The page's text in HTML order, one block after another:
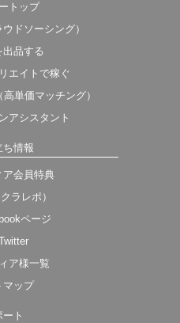
トップ
ドソーシング）
出品する
エイトで稼ぐ
単価マッチング）
アシスタント
ち情報
ア会員特典
ラレポ）
ページ
ア様一覧
マップ
ト